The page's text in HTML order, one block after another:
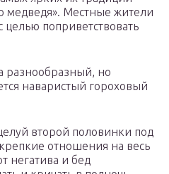
медведя». Местные жители
поприветствовать
разнообразный, но
наваристый гороховый
второй половинки под
отношения на весь
негатива и бед